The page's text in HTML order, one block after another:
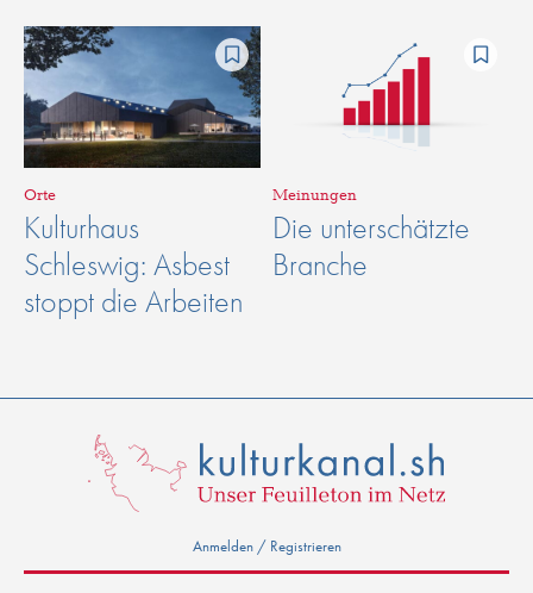
Orte
Kulturhaus
Schleswig: Asbest
stoppt die Arbeiten
Meinungen
Die unterschätzte
Branche
Anmelden / Registrieren